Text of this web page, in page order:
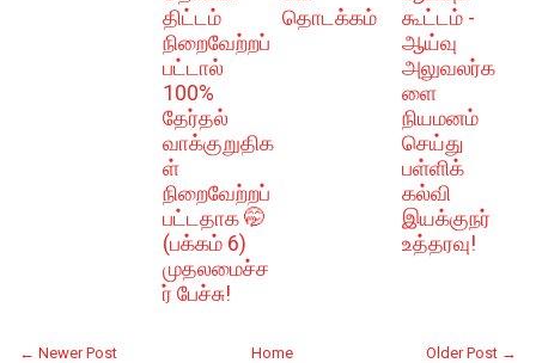
திட்டம்
நிறைவேற்றப்
பட்டால்
100%
தேர்தல்
வாக்குறுதிக
ள்
நிறைவேற்றப்
பட்டதாக 🤭
(பக்கம் 6)
முதலமைச்ச
ர் பேச்சு!
தொடக்கம்
கூட்டம் -
ஆய்வு
அலுவலர்க
ளை
நியமனம்
செய்து
பள்ளிக்
கல்வி
இயக்குநர்
உத்தரவு!
← Newer Post Older Post →
Home